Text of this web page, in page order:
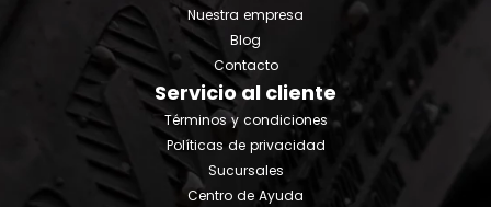
Nuestra empresa
Blog
Contacto
Servicio al cliente
Términos y condiciones
Políticas de privacidad
Sucursales
Centro de Ayuda